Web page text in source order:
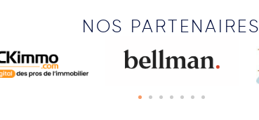
NOS PARTENAIRES